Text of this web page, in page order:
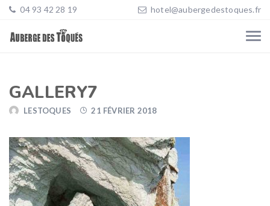
04 93 42 28 19 hotel@aubergedestoques.fr
GALLERY7
LESTOQUES 21 FÉVRIER 2018